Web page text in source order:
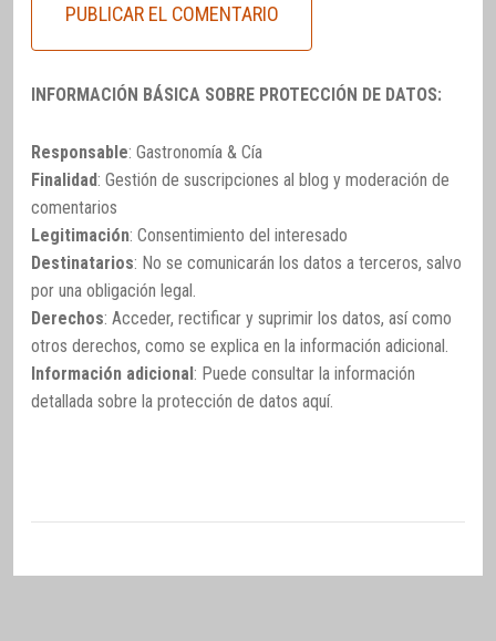
INFORMACIÓN BÁSICA SOBRE PROTECCIÓN DE DATOS:
Responsable: Gastronomía & Cía
Finalidad: Gestión de suscripciones al blog y moderación de
comentarios
Legitimación: Consentimiento del interesado
Destinatarios: No se comunicarán los datos a terceros, salvo
por una obligación legal.
Derechos: Acceder, rectificar y suprimir los datos, así como
otros derechos, como se explica en la información adicional.
Información adicional: Puede consultar la información
detallada sobre la protección de datos aquí.